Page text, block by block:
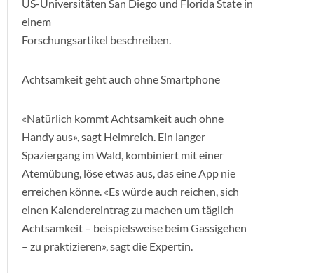
US-Universitäten San Diego und Florida State in
einem
Forschungsartikel beschreiben.
Achtsamkeit geht auch ohne Smartphone
«Natürlich kommt Achtsamkeit auch ohne
Handy aus», sagt Helmreich. Ein langer
Spaziergang im Wald, kombiniert mit einer
Atemübung, löse etwas aus, das eine App nie
erreichen könne. «Es würde auch reichen, sich
einen Kalendereintrag zu machen um täglich
Achtsamkeit – beispielsweise beim Gassigehen
– zu praktizieren», sagt die Expertin.